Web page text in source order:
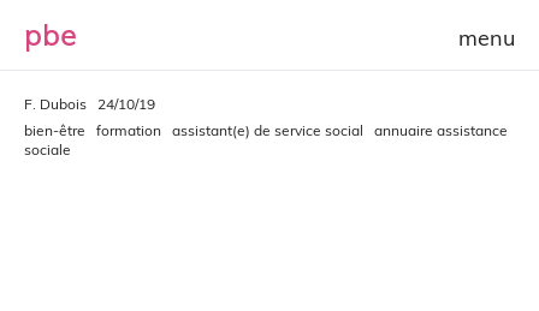
pbe
F. Dubois
24/10/19
bien-être
formation assistant(e) de service social
annuaire assistance
sociale